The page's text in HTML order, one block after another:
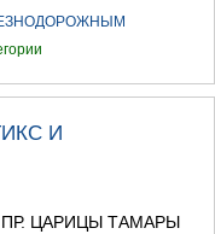
И
, ПР. ЦАРИЦЫ ТАМАРЫ